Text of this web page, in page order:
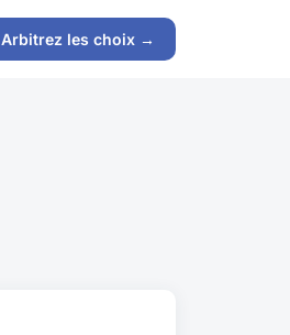
Arbitrez les choix →